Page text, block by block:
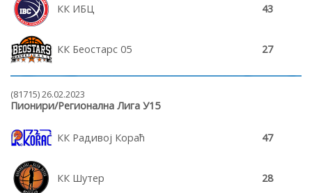
КК ИБЦ 43
КК Беостарс 05 27
(81715) 26.02.2023
Пионири/Регионална Лига У15
КК Радивој Кораћ 47
КК Шутер 28